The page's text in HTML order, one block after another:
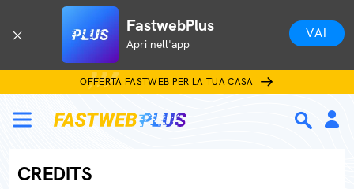
FastwebPlus
Apri nell'app
VAI
OFFERTA FASTWEB PER LA TUA CASA
CREDITS